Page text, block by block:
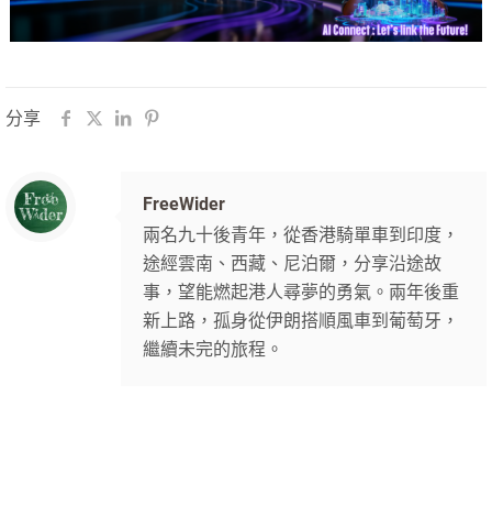
分享
FreeWider
兩名九十後青年，從香港騎單車到印度，
途經雲南、西藏、尼泊爾，分享沿途故
事，望能燃起港人尋夢的勇氣。兩年後重
新上路，孤身從伊朗搭順風車到葡萄牙，
繼續未完的旅程。